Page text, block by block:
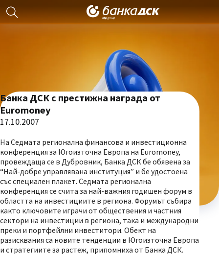
Банка ДСК с престижна награда от
Euromoney
17.10.2007
На Седмата регионална финансова и инвестиционна
конференция за Югоизточна Европа на Euromoney,
провеждаща се в Дубровник, Банка ДСК бе обявена за
“Най-добре управлявана институция” и бе удостоена
със специален плакет. Седмата регионална
конференция се счита за най-важния годишен форум в
областта на инвестициите в региона. Форумът събира
както ключовите играчи от обществения и частния
сектори на инвестиции в региона, така и международни
преки и портфейлни инвеститори. Обект на
разисквания са новите тенденции в Югоизточна Европа
и стратегиите за растеж, припомниха от Банка ДСК.